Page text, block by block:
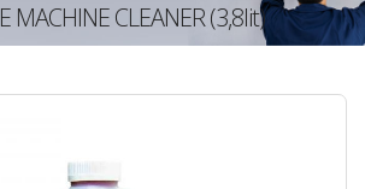
MACHINE CLEANER (3,8lit)